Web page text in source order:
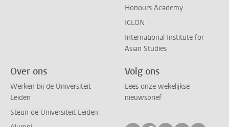
Honours Academy
ICLON
International Institute for
Asian Studies
Over ons
Werken bij de Universiteit
Leiden
Steun de Universiteit Leiden
Volg ons
Lees onze wekelijkse
nieuwsbrief